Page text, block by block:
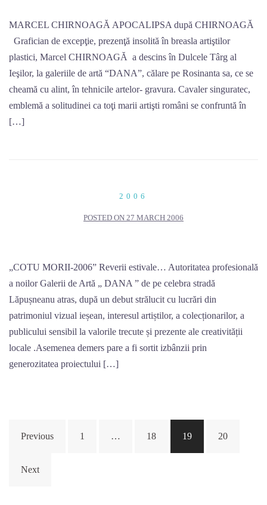
MARCEL CHIRNOAGĂ APOCALIPSA după CHIRNOAGĂ
Grafician de excepţie, prezenţă insolită în breasla artiştilor
plastici, Marcel CHIRNOAGĂ a descins în Dulcele Târg al
Ieşilor, la galeriile de artă “DANA”, călare pe Rosinanta sa, ce se
cheamă cu alint, în tehnicile artelor- gravura. Cavaler singuratec,
emblemă a solitudinei ca toţi marii artişti români se confruntă în
[…]
2006
POSTED ON 27 MARCH 2006
„COTU MORII-2006” Reverii estivale… Autoritatea profesională
a noilor Galerii de Artă „ DANA ” de pe celebra stradă
Lăpușneanu atras, după un debut strălucit cu lucrări din
patrimoniul vizual ieșean, interesul artiștilor, a colecționarilor, a
publicului sensibil la valorile trecute și prezente ale creativității
locale .Asemenea demers pare a fi sortit izbânzii prin
generozitatea proiectului […]
navigation
Previous 1 … 18 19 20
Next